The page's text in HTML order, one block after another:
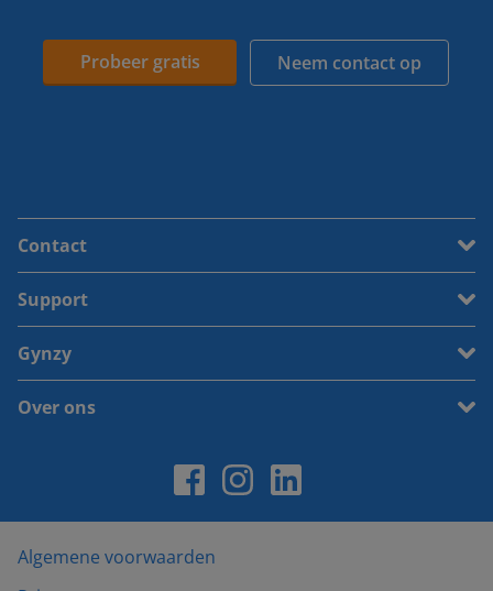
Probeer gratis Neem contact op
Contact
Support
Gynzy
Over ons
Algemene voorwaarden